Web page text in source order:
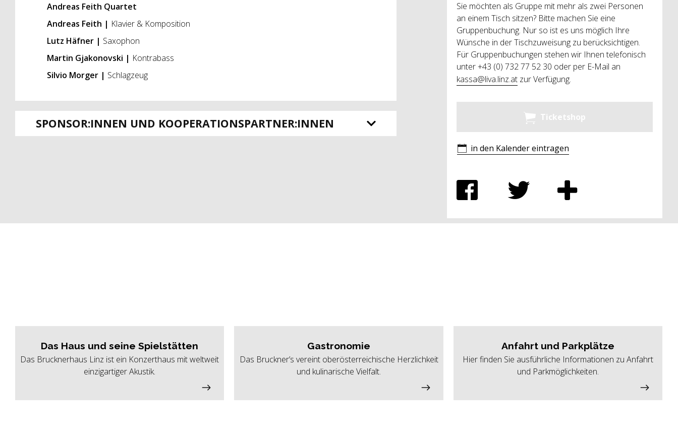
Andreas Feith Quartet
Andreas Feith | Klavier & Komposition
Lutz Häfner | Saxophon
Martin Gjakonovski | Kontrabass
Silvio Morger | Schlagzeug
SPONSOR:INNEN UND KOOPERATIONSPARTNER:INNEN
Sie möchten als Gruppe mit mehr als zwei Personen
an einem Tisch sitzen? Bitte machen Sie eine
Gruppenbuchung. Nur so ist es uns möglich Ihre
Wünsche in der Tischzuweisung zu berücksichtigen.
Für Gruppenbuchungen stehen wir Ihnen telefonisch
unter+43 (0) 732 77 52 30 oder per E-Mail an
kassa@liva.linz.atzur Verfügung.
Ticketshop
in den Kalender eintragen
Das Haus und seine Spielstätten
Das Brucknerhaus Linz ist ein Konzerthaus mit weltweit
einzigartiger Akustik.
Gastronomie
Das Bruckner’s vereint oberösterreichische Herzlichkeit
und kulinarische Vielfalt.
Anfahrt und Parkplätze
Hier finden Sie ausführliche Informationen zu Anfahrt
und Parkmöglichkeiten.